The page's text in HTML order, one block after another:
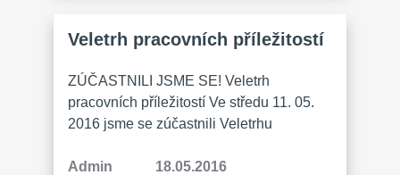
pracovní prostředí našich zaměstnanců.
výstavbou jsme přispěli k modernizaci…
Veletrh pracovních příležitostí
ZÚČASTNILI JSME SE! Veletrh
pracovních příležitostí Ve středu 11. 05.
2016 jsme se zúčastnili Veletrhu
Kutná Hora, kam Zruč také patří,
Admin
18.05.2016